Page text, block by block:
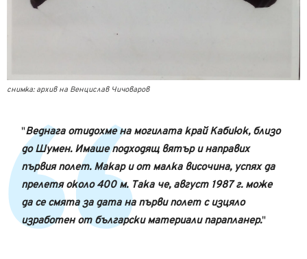
снимка: архив на Венцислав Чичоваров
Веднага отидохме на могилата край Кабиюк, близо
до Шумен. Имаше подходящ вятър и направих
първия полет. Макар и от малка височина, успях да
прелетя около 400 м. Така че, август 1987 г. може
да се смята за дата на първи полет с изцяло
изработен от български материали парапланер.